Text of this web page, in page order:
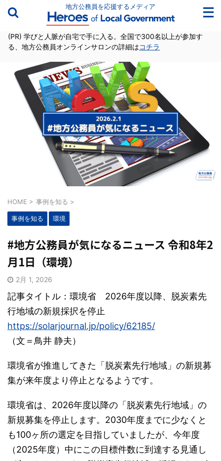
地方公務員を応援するメディア
(PR) 学びと人脈が自宅で手に入る。全国で300名以上が参加す
る、地方公務員オンラインサロンの詳細はコチラ
HOME > 事例を知る >
事例を知る 環境
#地方公務員が気になるニュース 令和8年2
月1日（環境）
2月 1, 2026
記事タイトル：環境省 2026年度以降、脱炭素先
行地域の新規採択を停止
https://solarjournal.jp/policy/62185/
（文＝鳥井 静夫）
環境省が推進してきた「脱炭素先行地域」の新規募
集が来年度より停止となるようです。
環境省は、2026年度以降の「脱炭素先行地域」の
新規募集を停止します。2030年度までに少なくと
も100ヶ所の選定を目指していましたが、今年度
（2025年度）中にこの目標件数に到達する見通し